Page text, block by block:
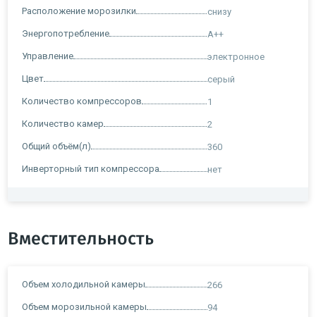
Расположение морозилки снизу
Энергопотребление A++
Управление электронное
Цвет серый
Количество компрессоров 1
Количество камер 2
Общий объём(л) 360
Инверторный тип компрессора нет
Вместительность
Объем холодильной камеры 266
Объем морозильной камеры 94